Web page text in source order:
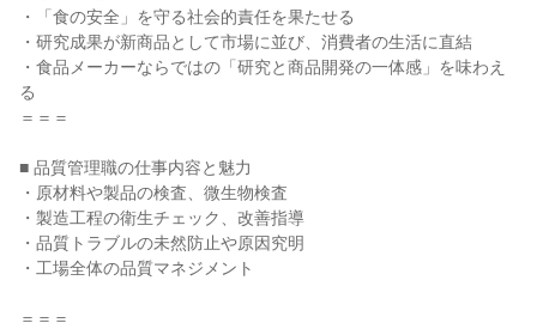
・「食の安全」を守る社会的責任を果たせる
・研究成果が新商品として市場に並び、消費者の生活に直結
・食品メーカーならではの「研究と商品開発の一体感」を味わえ
る
＝＝＝
■ 品質管理職の仕事内容と魅力
・原材料や製品の検査、微生物検査
・製造工程の衛生チェック、改善指導
・品質トラブルの未然防止や原因究明
・工場全体の品質マネジメント
＝＝＝